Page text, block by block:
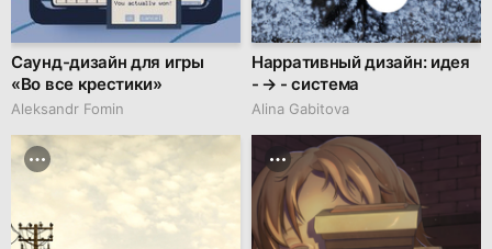
Саунд-дизайн для игры
«Во все крестики»
Aleksandr Fomin
Нарративный дизайн: идея
- → - система
Alina Gabitova